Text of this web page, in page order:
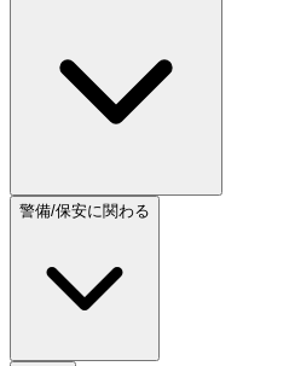
警備/保安に関わる